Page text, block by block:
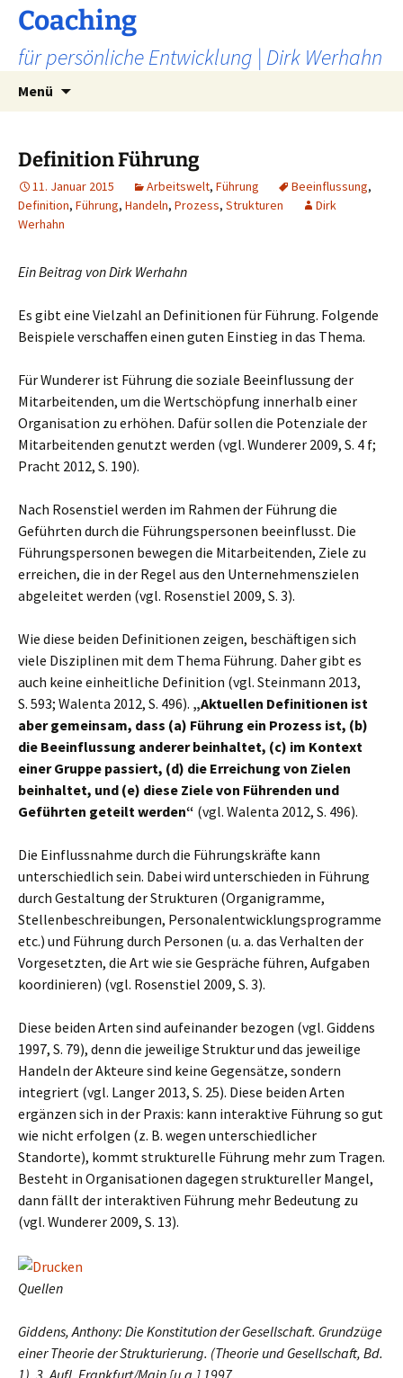
Zum
Inhalt
springen
Coaching
für persönliche Entwicklung | Dirk Werhahn
Menü
Definition Führung
11. Januar 2015 Arbeitswelt, Führung Beeinflussung,
Definition, Führung, Handeln, Prozess, Strukturen
Dirk
Werhahn
Ein Beitrag von Dirk Werhahn
Es gibt eine Vielzahl an Definitionen für Führung. Folgende
Beispiele verschaffen einen guten Einstieg in das Thema.
Für Wunderer ist Führung die soziale Beeinflussung der
Mitarbeitenden, um die Wertschöpfung innerhalb einer
Organisation zu erhöhen. Dafür sollen die Potenziale der
Mitarbeitenden genutzt werden (vgl. Wunderer 2009, S. 4 f;
Pracht 2012, S. 190).
Nach Rosenstiel werden im Rahmen der Führung die
Geführten durch die Führungspersonen beeinflusst. Die
Führungspersonen bewegen die Mitarbeitenden, Ziele zu
erreichen, die in der Regel aus den Unternehmenszielen
abgeleitet werden (vgl. Rosen­stiel 2009, S. 3).
Wie diese beiden Definitionen zeigen, beschäftigen sich
viele Disziplinen mit dem Thema Führung. Daher gibt es
auch keine einheitliche Definition (vgl. Steinmann 2013,
S. 593; Walenta 2012, S. 496). „Aktuellen Definitionen ist
aber gemeinsam, dass (a) Führung ein Prozess ist, (b)
die Beeinflussung anderer beinhaltet, (c) im Kontext
einer Gruppe passiert, (d) die Erreichung von Zielen
beinhaltet, und (e) diese Ziele von Führenden und
Geführten geteilt werden“ (vgl. Walenta 2012, S. 496).
Die Einflussnahme durch die Führungskräfte kann
unterschiedlich sein. Dabei wird unterschieden in Führung
durch Gestaltung der Strukturen (Organigramme,
Stellenbeschreibungen, Personalentwicklungsprogramme
etc.) und Führung durch Personen (u. a. das Verhalten der
Vorgesetzten, die Art wie sie Gespräche führen, Aufgaben
koordinieren) (vgl. Rosenstiel 2009, S. 3).
Diese beiden Arten sind aufeinander bezogen (vgl. Giddens
1997, S. 79), denn die jeweilige Struktur und das jeweilige
Handeln der Akteure sind keine Gegensätze, sondern
integriert (vgl. Langer 2013, S. 25). Diese beiden Arten
ergänzen sich in der Praxis: kann interaktive Führung so gut
wie nicht erfolgen (z. B. wegen unterschiedlicher
Standorte), kommt strukturelle Führung mehr zum Tragen.
Besteht in Organisationen dagegen struktureller Mangel,
dann fällt der interaktiven Führung mehr Bedeutung zu
(vgl. Wunderer 2009, S. 13).
Quellen
Giddens, Anthony: Die Konstitution der Gesellschaft. Grundzüge
einer Theorie der Strukturierung. (Theorie und Gesellschaft, Bd.